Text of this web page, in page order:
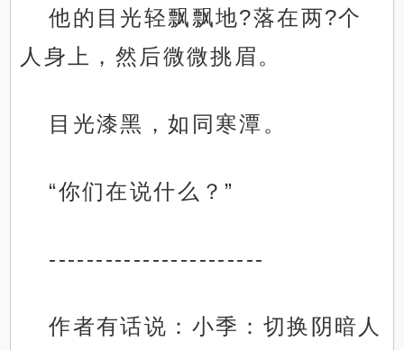
他的目光轻飘飘地?落在两?个
人身上，然后微微挑眉。
目光漆黑，如同寒潭。
“你们在说什么？”
-----------------------
作者有话说：小季：切换阴暗人